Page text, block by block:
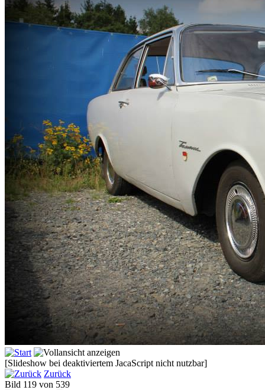
[Slideshow bei deaktiviertem JacaScript nicht nutzbar]
Zurück
Bild 119 von 539